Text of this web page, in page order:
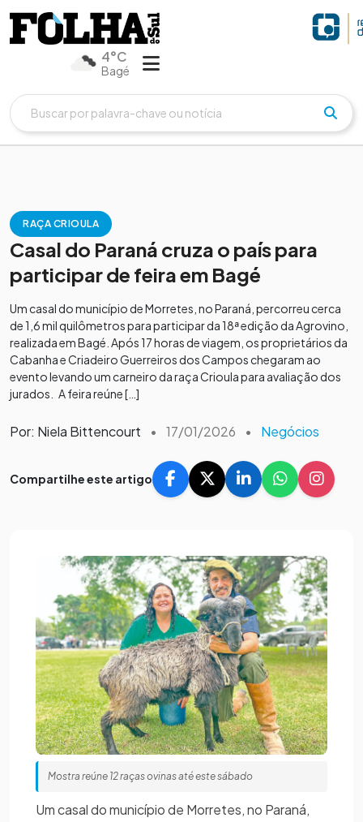
4°C
Bagé
RAÇA CRIOULA
Casal do Paraná cruza o país para
participar de feira em Bagé
Um casal do município de Morretes, no Paraná, percorreu cerca
de 1,6 mil quilômetros para participar da 18ª edição da Agrovino,
realizada em Bagé. Após 17 horas de viagem, os proprietários da
Cabanha e Criadeiro Guerreiros dos Campos chegaram ao
evento levando um carneiro da raça Crioula para avaliação dos
jurados. A feira reúne […]
Por: Niela Bittencourt • 17/01/2026 • Negócios
Compartilhe este artigo
Mostra reúne 12 raças ovinas até este sábado
Um casal do município de Morretes, no Paraná,